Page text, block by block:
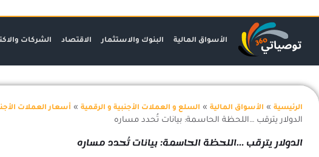
إلى
الأسواق المالية البنوك والاستثمار الاقتصاد الشركات
الرئيسية » الأسواق المالية » السلع و العملات الأجنبية و الرقمية » أسعار العملات
الدولار يترقب …اللحظة الحاسمة: بيانات تُحدد مساره
الدولار يترقب …اللحظة الحاسمة: بيانات تُحدد مساره